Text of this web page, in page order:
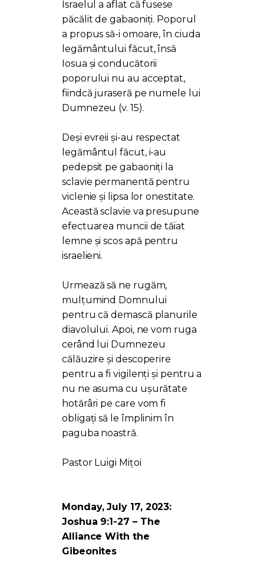
Israelul a aflat că fusese
păcălit de gabaoniți. Poporul
a propus să-i omoare, în ciuda
legământului făcut, însă
Iosua și conducătorii
poporului nu au acceptat,
fiindcă juraseră pe numele lui
Dumnezeu (v. 15).
Deși evreii și-au respectat
legământul făcut, i-au
pedepsit pe gabaoniți la
sclavie permanentă pentru
viclenie și lipsa lor onestitate.
Această sclavie va presupune
efectuarea muncii de tăiat
lemne și scos apă pentru
israelieni.
Urmează să ne rugăm,
mulțumind Domnului
pentru că demască planurile
diavolului. Apoi, ne vom ruga
cerând lui Dumnezeu
călăuzire și descoperire
pentru a fi vigilenți și pentru a
nu ne asuma cu ușurătate
hotărâri pe care vom fi
obligați să le împlinim în
paguba noastră.
Pastor Luigi Mițoi
Monday, July 17, 2023:
Joshua 9:1-27 – The
Alliance With the
Gibeonites